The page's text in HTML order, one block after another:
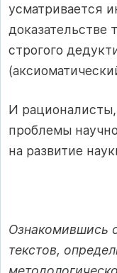
усматривается
доказательстве
строгого
И
проблемы
на развитие
Ознакомившись
текстов,